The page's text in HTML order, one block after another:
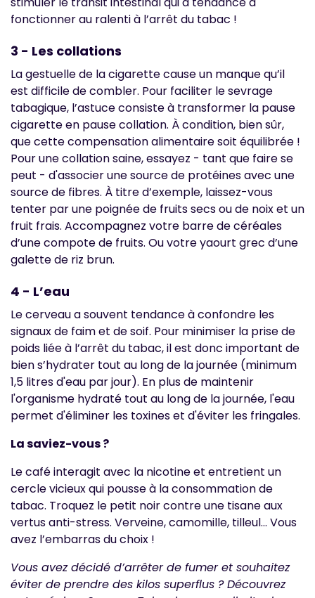
fonctionner au ralenti à l’arrêt du tabac !
3 - Les collations
La gestuelle de la cigarette cause un manque qu’il
est difficile de combler. Pour faciliter le sevrage
tabagique, l’astuce consiste à transformer la pause
cigarette en pause collation. À condition, bien sûr,
que cette compensation alimentaire soit équilibrée !
Pour une collation saine, essayez - tant que faire se
peut - d'associer une source de protéines avec une
source de fibres. À titre d’exemple, laissez-vous
tenter par une poignée de fruits secs ou de noix et un
fruit frais. Accompagnez votre barre de céréales
d’une compote de fruits. Ou votre yaourt grec d’une
galette de riz brun.
4 - L’eau
Le cerveau a souvent tendance à confondre les
signaux de faim et de soif. Pour minimiser la prise de
poids liée à l’arrêt du tabac, il est donc important de
bien s’hydrater tout au long de la journée (minimum
1,5 litres d'eau par jour). En plus de maintenir
l'organisme hydraté tout au long de la journée, l'eau
permet d'éliminer les toxines et d'éviter les fringales.
La saviez-vous ?
Le café interagit avec la nicotine et entretient un
cercle vicieux qui pousse à la consommation de
tabac. Troquez le petit noir contre une tisane aux
vertus anti-stress. Verveine, camomille, tilleul… Vous
avez l’embarras du choix !
Vous avez décidé d’arrêter de fumer et souhaitez
éviter de prendre des kilos superflus ? Découvrez